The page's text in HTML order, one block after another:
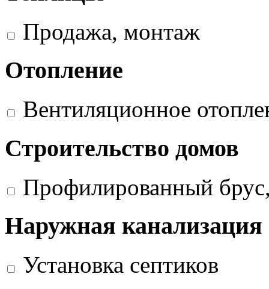
Продажа, монтаж
Отопление
Вентиляционное
Строительство домов
Профилированный
Наружная канализация
Установка септиков